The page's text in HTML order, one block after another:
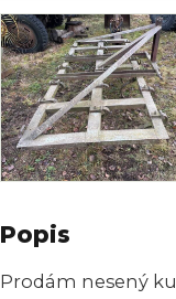
Popis
Prodám nesený